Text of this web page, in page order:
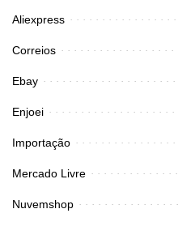
Aliexpress
Correios
Ebay
Enjoei
Importação
Mercado Livre
Nuvemshop